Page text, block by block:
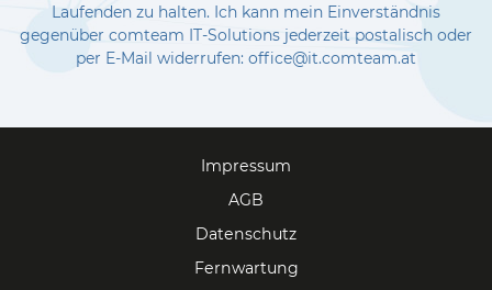
Laufenden zu halten. Ich kann mein Einverständnis
gegenüber comteam IT-Solutions jederzeit postalisch oder
per E-Mail widerrufen: office@it.comteam.at
Impressum
AGB
Datenschutz
Fernwartung